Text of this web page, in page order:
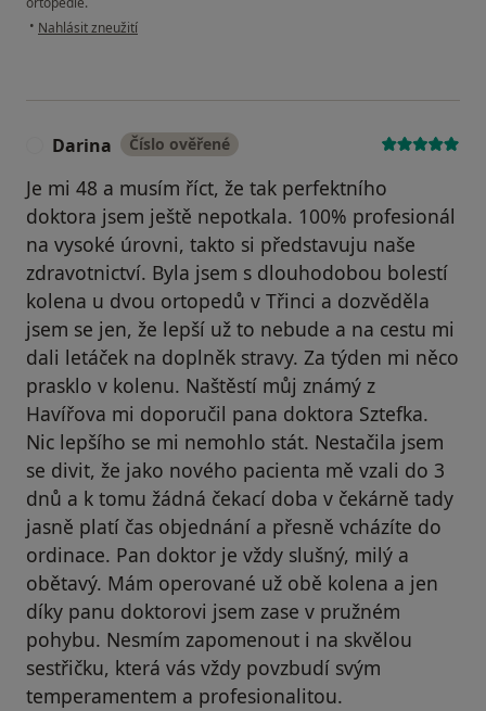
• podle názoru uživatele Olga H.
Nahlásit zneužití
Darina Číslo ověřené
Je mi 48 a musím říct, že tak perfektního
doktora jsem ještě nepotkala. 100% profesionál
na vysoké úrovni, takto si představuju naše
zdravotnictví. Byla jsem s dlouhodobou bolestí
kolena u dvou ortopedů v Třinci a dozvěděla
jsem se jen, že lepší už to nebude a na cestu mi
dali letáček na doplněk stravy. Za týden mi něco
prasklo v kolenu. Naštěstí můj známý z
Havířova mi doporučil pana doktora Sztefka.
Nic lepšího se mi nemohlo stát. Nestačila jsem
se divit, že jako nového pacienta mě vzali do 3
dnů a k tomu žádná čekací doba v čekárně tady
jasně platí čas objednání a přesně vcházíte do
ordinace. Pan doktor je vždy slušný, milý a
obětavý. Mám operované už obě kolena a jen
díky panu doktorovi jsem zase v pružném
pohybu. Nesmím zapomenout i na skvělou
sestřičku, která vás vždy povzbudí svým
temperamentem a profesionalitou.